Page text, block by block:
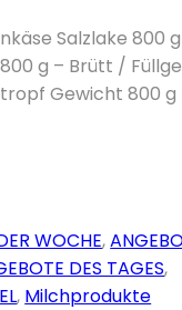
Salzlake 800
g – Brütt /
Gewicht 800 g
WOCHE,
DES TAGES,
, Milchprodukte